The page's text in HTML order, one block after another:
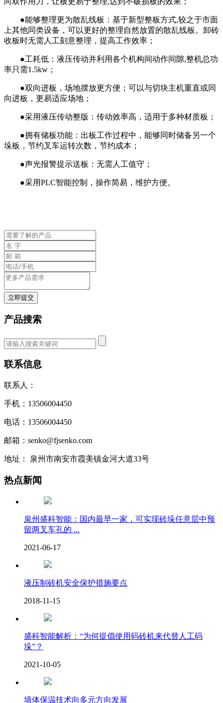
●能够整理更为散乱线板：基于新型整板方式,较之于市面
上其他同类设备，可以更好的整理自然放置的散乱线板。卸砖
收板时无需人工刻意整理，提高工作效率；
●工耗低：液压传动并利用各个机构间动作间隙,整机总功
率只需1.5kw；
●双向进板，场地摆放更方便；可以与切块主机重直或同
向进板，更易适应场地；
●采用液压传动整版：传动效率高，适用于多种材质板；
●拥有储板功能：出板工作过程中，能够同时储备另一个
垛板，节约叉车运转次数，节约成本；
●声光报警提示送板：无需人工值守；
●采用PLC智能控制，操作简易，维护方便。
立即提交
产品搜索
联系信息
联系人：
手机：13506004450
电话：13506004450
邮箱：senko@fjsenko.com
地址： 泉州市南安市霞美镇金河大道33号
热点新闻
泉州盛科智能：国内最早一家，可实现砖垛任意层中预
留两叉车孔的 ...
2021-06-17
液压制砖机安全保护措施要点
2018-11-15
盛科智能解析：“为何提倡使用码砖机来代替人工码
垛”？
2021-10-05
墙体保温技术向多元方向发展